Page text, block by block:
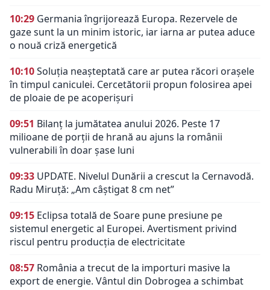
10:29 Germania îngrijorează Europa. Rezervele de
gaze sunt la un minim istoric, iar iarna ar putea aduce
o nouă criză energetică
10:10Soluția neașteptată care ar putea răcori orașele
în timpul caniculei. Cercetătorii propun folosirea apei
de ploaie de pe acoperișuri
09:51 Bilanț la jumătatea anului 2026. Peste 17
milioane de porții de hrană au ajuns la românii
vulnerabili în doar șase luni
09:33 UPDATE. Nivelul Dunării a crescut la Cernavodă.
Radu Miruță: „Am câștigat 8 cm net”
09:15 Eclipsa totală de Soare pune presiune pe
sistemul energetic al Europei. Avertisment privind
riscul pentru producția de electricitate
08:57 România a trecut de la importuri masive la
export de energie. Vântul din Dobrogea a schimbat